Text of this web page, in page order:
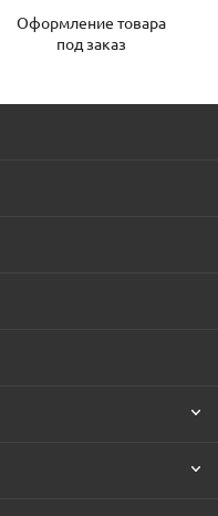
Оформление товара
под заказ